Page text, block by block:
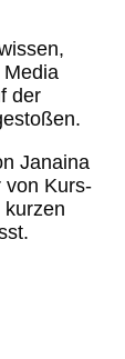
der
Janaina
von Kurs-